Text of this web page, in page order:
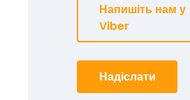
Напишіть нам у
Viber
Надіслати